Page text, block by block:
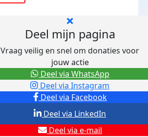
Deel mijn pagina
Vraag veilig en snel om donaties voor
jouw actie
Deel via Facebook
Deel via Instagram
Deel via e-mail
Deel via LinkedIn
Deel via WhatsApp